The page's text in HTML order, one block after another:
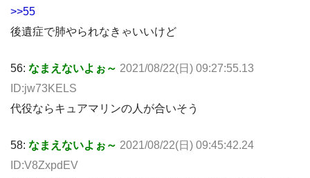
>>55
後遺症で肺やられなきゃいいけど
56: なまえないよぉ～ 2021/08/22(日) 09:27:55.13
ID:jw73KELS
代役ならキュアマリンの人が合いそう
58: なまえないよぉ～ 2021/08/22(日) 09:45:42.24
ID:V8ZxpdEV